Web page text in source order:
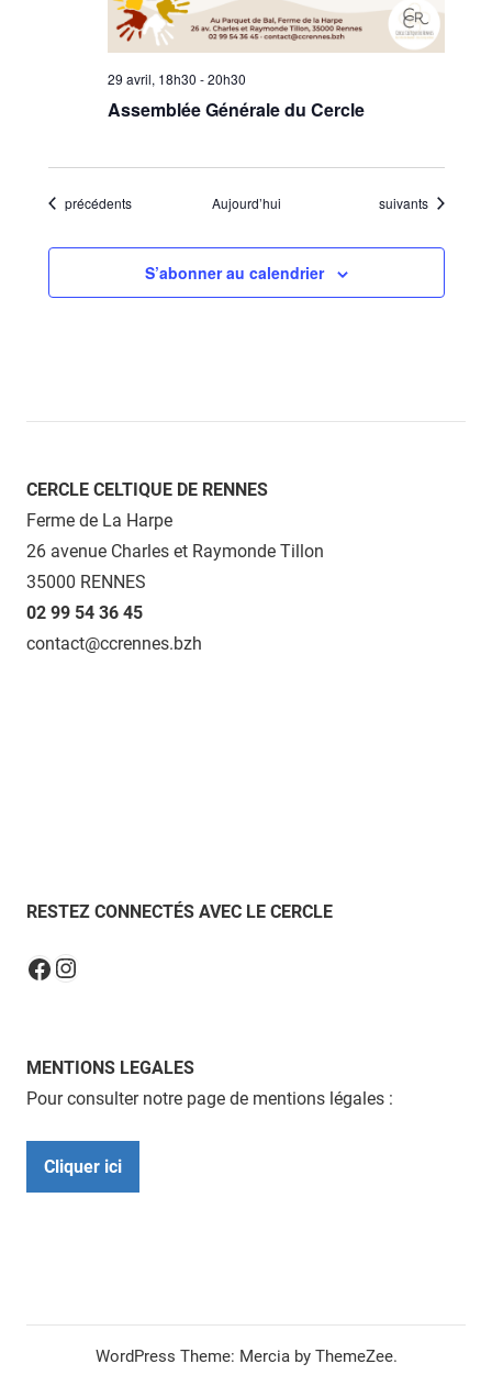
29 avril, 18h30 -20h30
Assemblée Générale du Cercle
Évènements
précédents Aujourd’hui Évènements
suivants
S’abonner au calendrier
CERCLE CELTIQUE DE RENNES
Ferme de La Harpe
26 avenue Charles et Raymonde Tillon
35000 RENNES
02 99 54 36 45
contact@ccrennes.bzh
RESTEZ CONNECTÉS AVEC LE CERCLE
Facebook
Instagram
MENTIONS LEGALES
Pour consulter notre page de mentions légales :
Cliquer ici
WordPress Theme: Mercia by ThemeZee.